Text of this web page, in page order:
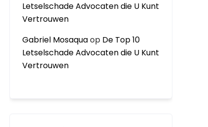
Letselschade Advocaten die U Kunt
Vertrouwen
Gabriel Mosaquaop De Top 10
Letselschade Advocaten die U Kunt
Vertrouwen